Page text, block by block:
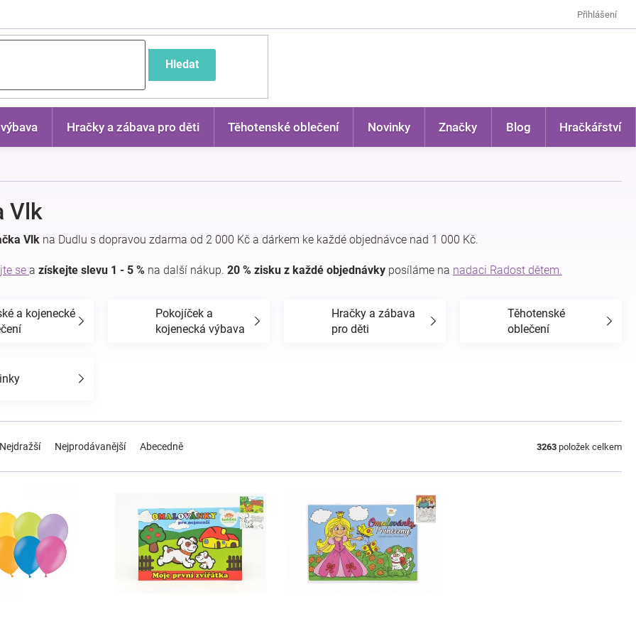
Přihlášení
Hledat
Hračky a zábava pro děti Těhotenské oblečení Novinky Značky Blog Hračkářství
Vlk
Vlk na Dudlu s dopravou zdarma od 2 000 Kč a dárkem ke každé objednávce nad 1 000 Kč.
se a získejte slevu 1 - 5 % na další nákup. 20 % zisku z každé objednávky posíláme na nadaci Radost dětem.
a kojenecké
Pokojíček a
kojenecká výbava
Hračky a zábava
pro děti
Těhotenské
oblečení
Nejdražší Nejprodávanější Abecedně 3263 položek celkem